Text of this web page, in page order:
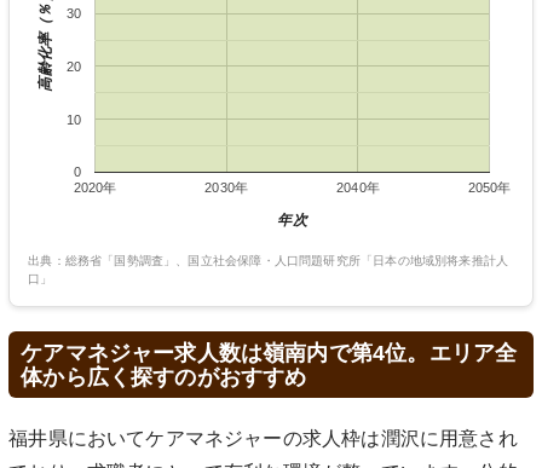
2020年 2030年 2040年 2050年
0
10
20
30
年次
高齢化率（％）
出典：総務省「国勢調査」、国立社会保障・人口問題研究所「日本の地域別将来推計人
口」
ケアマネジャー求人数は嶺南内で第4位。エリア全
体から広く探すのがおすすめ
福井県においてケアマネジャーの求人枠は潤沢に用意され